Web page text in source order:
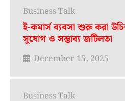
Business Talk
ই-কমার্স ব্যবসা শুরু করা
সুযোগ ও সম্ভাব্য জটিলতা
December 15, 2025
Business Talk